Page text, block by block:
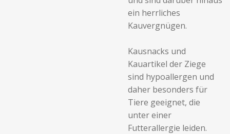
ein herrliches
Kauvergnügen.
Kausnacks und
Kauartikel der Ziege
sind hypoallergen und
daher besonders für
Tiere geeignet, die
unter einer
Futterallergie leiden.